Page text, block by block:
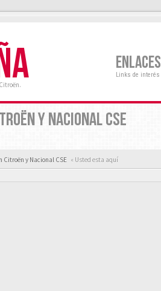
ENLACES
Links de interés
Y NACIONAL CSE
Citroën y Nacional CSE « Usted esta aquí